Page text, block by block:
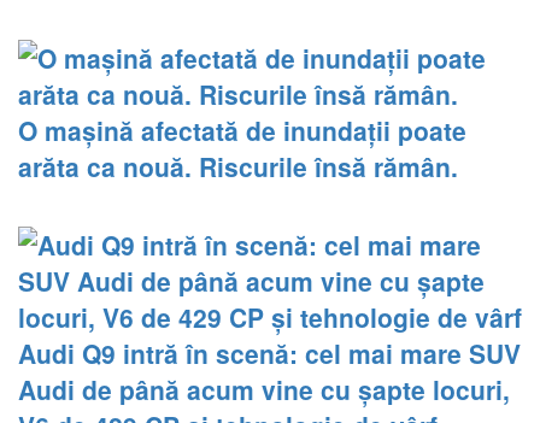
O mașină afectată de inundații poate
arăta ca nouă. Riscurile însă rămân.
Audi Q9 intră în scenă: cel mai mare SUV
Audi de până acum vine cu șapte locuri,